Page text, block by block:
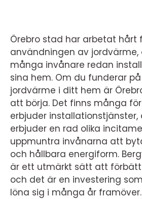
Örebro stad har arbetat hårt
användningen av
många invånare redan
sina hem. Om du funderar
jordvärme i ditt hem är
att börja. Det finns många
erbjuder installationstjänster,
erbjuder en rad olika
uppmuntra invånarna att
och hållbara energiform.
är ett utmärkt sätt att
och det är en investering
löna sig i många år framöver.